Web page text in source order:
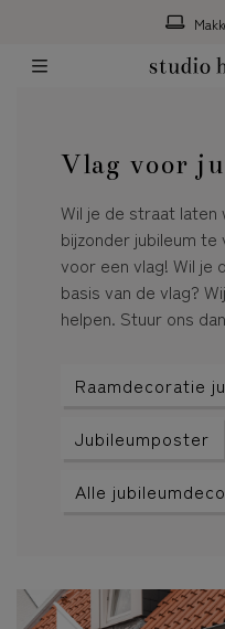
Vlag voor
Wil je de straat laten
bijzonder jubileum te
voor een vlag! Wil je
basis van de vlag?
helpen. Stuur ons
Raamdecoratie
Jubileumposter
Alle